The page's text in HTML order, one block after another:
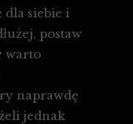
dla siebie i
postaw
warto
naprawdę
jednak